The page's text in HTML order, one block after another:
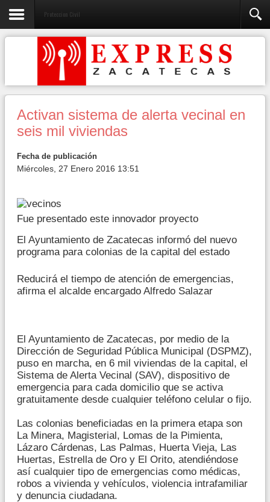
Proteccion Civil
Activan sistema de alerta vecinal en
seis mil viviendas
Fecha de publicación
Miércoles, 27 Enero 2016 13:51
Fue presentado este innovador proyecto
El Ayuntamiento de Zacatecas informó del nuevo
programa para colonias de la capital del estado
Reducirá el tiempo de atención de emergencias,
afirma el alcalde encargado Alfredo Salazar
El Ayuntamiento de Zacatecas, por medio de la
Dirección de Seguridad Pública Municipal (DSPMZ),
puso en marcha, en 6 mil viviendas de la capital, el
Sistema de Alerta Vecinal (SAV), dispositivo de
emergencia para cada domicilio que se activa
gratuitamente desde cualquier teléfono celular o fijo.
Las colonias beneficiadas en la primera etapa son
La Minera, Magisterial, Lomas de la Pimienta,
Lázaro Cárdenas, Las Palmas, Huerta Vieja, Las
Huertas, Estrella de Oro y El Orito, atendiéndose
así cualquier tipo de emergencias como médicas,
robos a vivienda y vehículos, violencia intrafamiliar
y denuncia ciudadana.